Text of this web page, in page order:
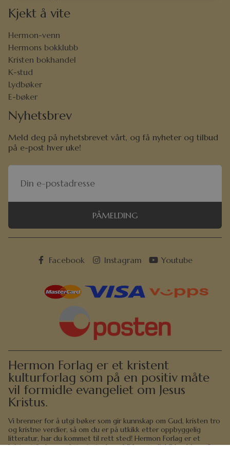
Kjekt å vite
Hermon-venn
Hermons bokklubb
Kristen bokhandel
K-stud
Lydbøker
E-bøker
Nyhetsbrev
Meld deg på nyhetsbrevet vårt, og få nyheter og tilbud
på e-post hver uke!
PÅMELDING
Facebook Instagram Youtube
Hermon Forlag er et kristent
kulturforlag som på en positiv måte
vil formidle evangeliet om Jesus
Kristus.
Vi brenner for å utgi bøker som gir kunnskap om Gud, kristen tro
og kristne verdier, så om du er på utkikk etter oppbyggelig
litteratur, har du kommet til rett sted! Hermon Forlag er et
kristent forlag med stort utvalg av bibler, studiebibler, biografier,